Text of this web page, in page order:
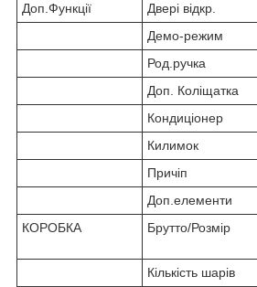
Доп.Функції
Двері відкр.
Демо-режим
Род.ручка
Доп. Коліщатка
Кондиціонер
Килимок
Причіп
Доп.елементи
КОРОБКА
Брутто/Розмір
Кількість шарів